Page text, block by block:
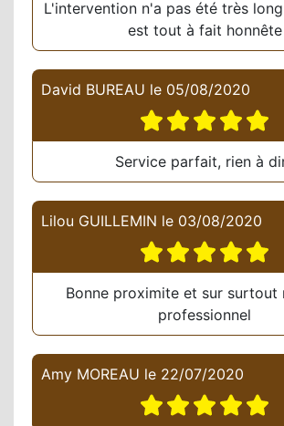
L'intervention n'a pas été très
est tout à fait honnête
David BUREAU le 05/08/2020
Service parfait, rien à
Lilou GUILLEMIN le 03/08/2020
Bonne proximite et sur surtout
professionnel
Amy MOREAU le 22/07/2020